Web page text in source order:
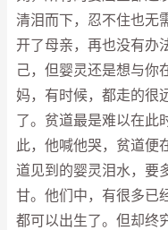
清泪而下，忍不住也无
开了母亲，再也没有办
己，但婴灵还是想与你
妈，有时候，都走的很
了。贫道最是难以在此
此，他喊他哭，贫道便
道见到的婴灵泪水，要
甘。他们中，有很多已
都可以出生了。但却终